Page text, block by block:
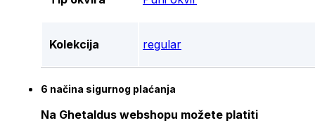
Kolekcija regular
6 načina sigurnog plaćanja
Na Ghetaldus webshopu možete platiti